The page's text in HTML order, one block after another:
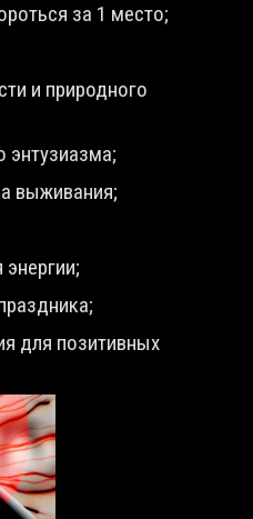
за 1 место;
и природного
энтузиазма;
выживания;
для позитивных